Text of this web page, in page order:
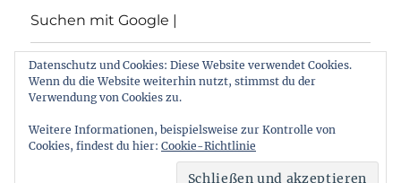
Suchen mit Google |
Themen
Archiv von: Berlin:Verkehr
Stolz präsentiert von
Datenschutz und Cookies: Diese Website verwendet Cookies.
Wenn du die Website weiterhin nutzt, stimmst du der
Verwendung von Cookies zu.
Weitere Informationen, beispielsweise zur Kontrolle von
Cookies, findest du hier: Cookie-Richtlinie